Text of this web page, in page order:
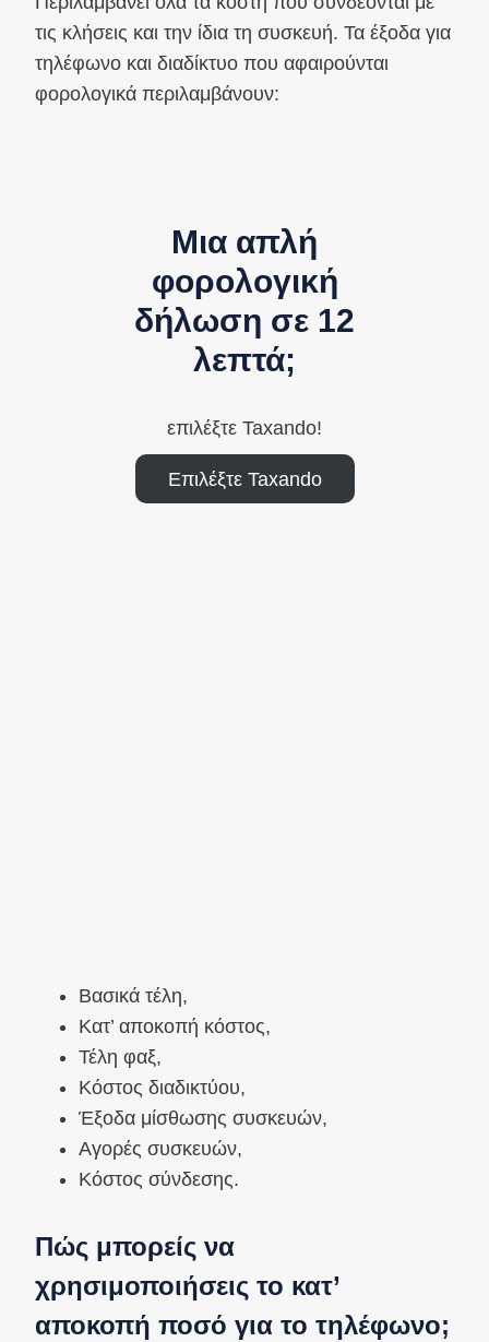
τις κλήσεις και την ίδια τη συσκευή. Τα έξοδα για
τηλέφωνο και διαδίκτυο που αφαιρούνται
φορολογικά περιλαμβάνουν:
Μια απλή
φορολογική
δήλωση σε 12
λεπτά;
επιλέξτε Taxando!
Επιλέξτε Taxando
Βασικά τέλη,
Κατ’ αποκοπή κόστος,
Τέλη φαξ,
Κόστος διαδικτύου,
Έξοδα μίσθωσης συσκευών,
Αγορές συσκευών,
Κόστος σύνδεσης.
Πώς μπορείς να
χρησιμοποιήσεις το κατ’
αποκοπή ποσό για το τηλέφωνο;